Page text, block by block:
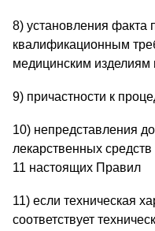
8) установления факта
квалификационным
медицинским
9) причастности к
10) непредставления
лекарственных
11 настоящих Правил
11) если техническая
соответствует